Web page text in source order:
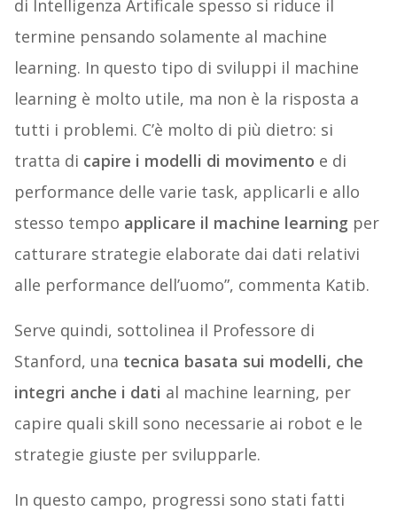
di Intelligenza Artificale spesso si riduce il
termine pensando solamente al machine
learning. In questo tipo di sviluppi il machine
learning è molto utile, ma non è la risposta a
tutti i problemi. C’è molto di più dietro: si
tratta di capire i modelli di movimento e di
performance delle varie task, applicarli e allo
stesso tempo applicare il machine learning per
catturare strategie elaborate dai dati relativi
alle performance dell’uomo”, commenta Katib.
Serve quindi, sottolinea il Professore di
Stanford, una tecnica basata sui modelli, che
integri anche i dati al machine learning, per
capire quali skill sono necessarie ai robot e le
strategie giuste per svilupparle.
In questo campo, progressi sono stati fatti